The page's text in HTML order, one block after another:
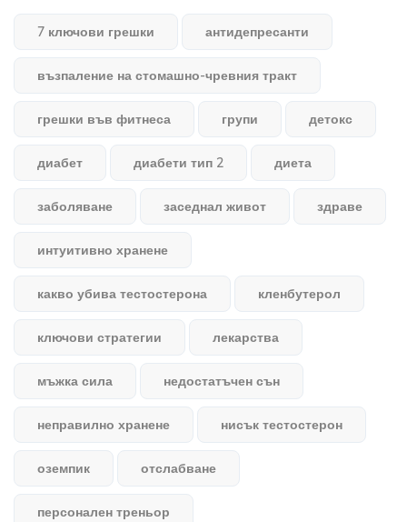
7 ключови грешки антидепресанти
възпаление на стомашно-чревния тракт
грешки във фитнеса групи детокс
диабет диабети тип 2 диета
заболяване заседнал живот здраве
интуитивно хранене
какво убива тестостерона кленбутерол
ключови стратегии лекарства
мъжка сила недостатъчен сън
неправилно хранене нисък тестостерон
оземпик отслабване
персонален треньор